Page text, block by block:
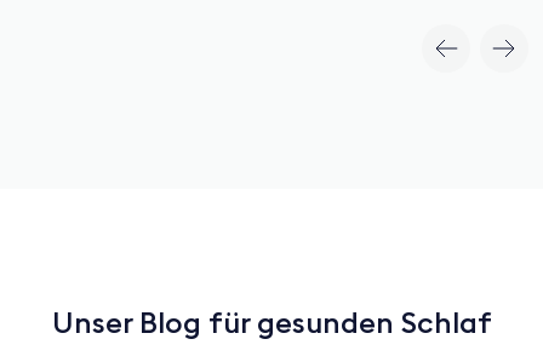
Unser Blog für gesunden Schlaf